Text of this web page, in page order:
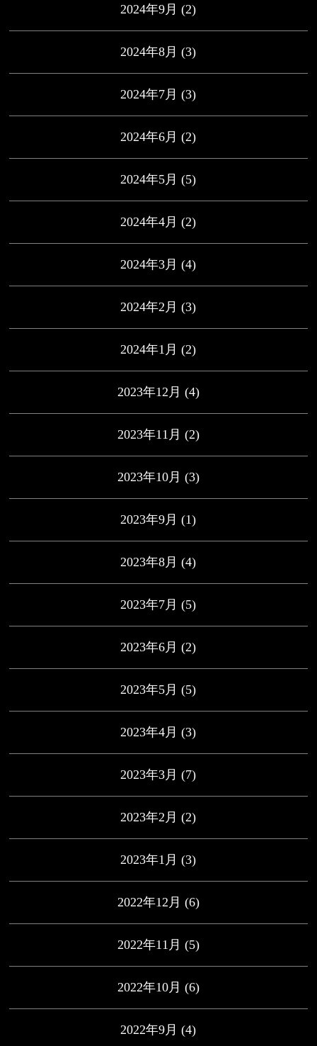
2024年9月 (2)
2024年8月 (3)
2024年7月 (3)
2024年6月 (2)
2024年5月 (5)
2024年4月 (2)
2024年3月 (4)
2024年2月 (3)
2024年1月 (2)
2023年12月 (4)
2023年11月 (2)
2023年10月 (3)
2023年9月 (1)
2023年8月 (4)
2023年7月 (5)
2023年6月 (2)
2023年5月 (5)
2023年4月 (3)
2023年3月 (7)
2023年2月 (2)
2023年1月 (3)
2022年12月 (6)
2022年11月 (5)
2022年10月 (6)
2022年9月 (4)